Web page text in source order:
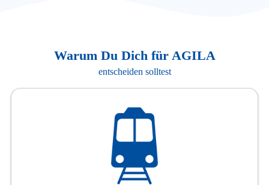
Warum Du Dich für AGILA
entscheiden solltest